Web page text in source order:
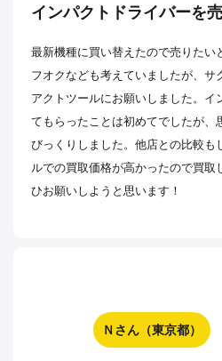
インパクトドライバーを
最新機種に買い替えたので売りたい
フオクなども考えていましたが、サ
アクトツールにお願いしました。イ
てもらったことは初めてでしたが、
びっくりしました。他店との比較も
ルでの買取価格が高かったので買
ひお願いしようと思います！
Ｎさん（東京都）